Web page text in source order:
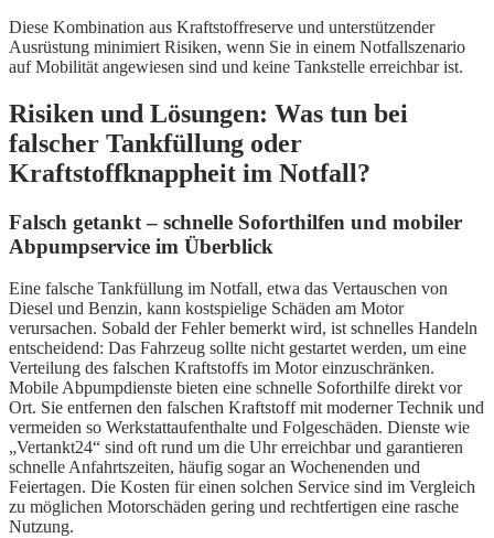
Diese Kombination aus Kraftstoffreserve und unterstützender
Ausrüstung minimiert Risiken, wenn Sie in einem Notfallszenario
auf Mobilität angewiesen sind und keine Tankstelle erreichbar ist.
Risiken und Lösungen: Was tun bei
falscher Tankfüllung oder
Kraftstoffknappheit im Notfall?
Falsch getankt – schnelle Soforthilfen und mobiler
Abpumpservice im Überblick
Eine falsche Tankfüllung im Notfall, etwa das Vertauschen von
Diesel und Benzin, kann kostspielige Schäden am Motor
verursachen. Sobald der Fehler bemerkt wird, ist schnelles Handeln
entscheidend: Das Fahrzeug sollte nicht gestartet werden, um eine
Verteilung des falschen Kraftstoffs im Motor einzuschränken.
Mobile Abpumpdienste bieten eine schnelle Soforthilfe direkt vor
Ort. Sie entfernen den falschen Kraftstoff mit moderner Technik und
vermeiden so Werkstattaufenthalte und Folgeschäden. Dienste wie
„Vertankt24“ sind oft rund um die Uhr erreichbar und garantieren
schnelle Anfahrtszeiten, häufig sogar an Wochenenden und
Feiertagen. Die Kosten für einen solchen Service sind im Vergleich
zu möglichen Motorschäden gering und rechtfertigen eine rasche
Nutzung.